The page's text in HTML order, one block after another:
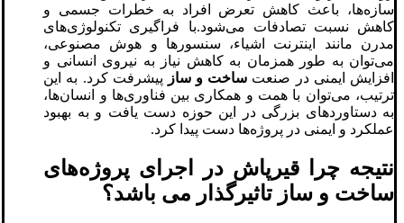
سازه‌ها، باعث کاهش تعرض افراد به خطرات جسمی و
کاهش نسبت تصادفات می‌شود.با فراگیری تکنولوژی‌های
مدرن مانند اینترنت اشیاء، سنسورها و هوش مصنوعی،
می‌توان به طور همزمان به کاهش نیاز به نیروی انسانی و
افزایش ایمنی در صنعت ساخت و ساز پیشرفت کرد. به این
ترتیب، می‌توان با همت و همکاری بین فناوری‌ها و انسان‌ها،
به دستاوردهای بزرگی در این حوزه دست یافت و به بهبود
عملکرد و ایمنی در پروژه‌ها دست پیدا کرد.
نتیجه چرا قیرپاش در اجرای پروژه‌های
ساخت و ساز تاثیرگذار می باشد؟